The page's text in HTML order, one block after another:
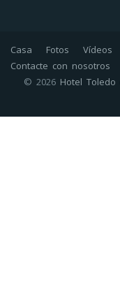
Casa Fotos Vídeos
Contacte con nosotros
© 2026 Hotel Toledo